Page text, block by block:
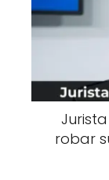
robar